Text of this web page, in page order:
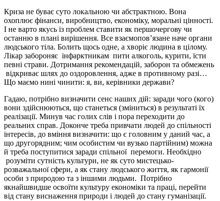
Криза не буває суто локальною чи абстрактною. Вона
охоплює фінанси, виробництво, економіку, моральні цінності.
І не варто якусь із проблем ставити як першочергову чи
останню в плані вирішення. Все взаємопов’язане наче органи
людського тіла. Болить щось одне, а хворіє людина в цілому.
Лікар забороняє інфарктникам пити алкоголь, курити, їсти
певні страви. Дотримання рекомендацій, заборон та обмежень
відкриває шлях до оздоровлення, адже в противному разі…
Що маємо нині чинити: я, ви, керівники держави?
Гадаю, потрібно визначити сенс наших дій: заради чого (кого)
вони здійснюються, що станеться (зміниться) в результаті їх
реалізації. Минув час голих слів і пора переходити до
реальних справ. Доконче треба привчати людей до спільності
інтересів, до вміння визначити: що є головним у даний час, а
що другорядним; чим особистим чи вузько партійним) можна
й треба поступитися заради спільної перемоги. Необхідно
розуміти сутність культури, не як суто мистецько-
розважальної сфери, а як стану людського життя, як гармонії
особи з природою та з іншими людьми. Потрібно
якнайшвидше освоїти культуру економіки та праці, перейти
від стану виснаження природи і людей до стану гуманізації.